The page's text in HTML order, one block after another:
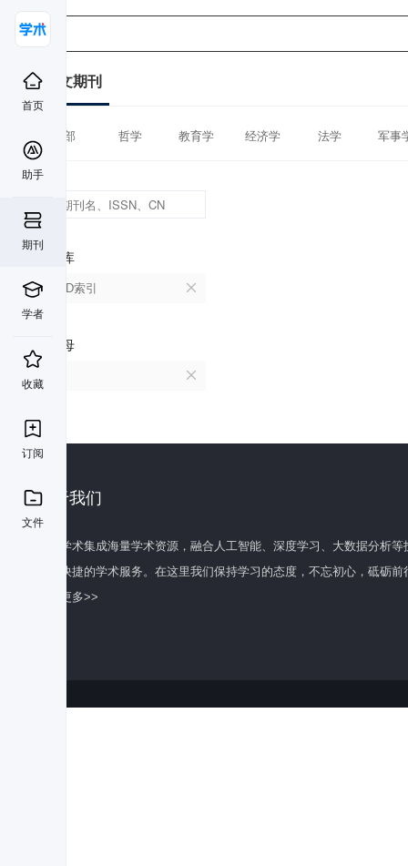
首页
助手
期刊
学者
收藏
订阅
文件
中文期刊
全部 哲学 教育学 经济学 法学 军事
数据库
CSCD索引
首字母
关于我们
百度学术集成海量学术资源，融合人工智能、深度学习、大数据分析
全面快捷的学术服务。在这里我们保持学习的态度，不忘初心，砥砺前
了解更多>>